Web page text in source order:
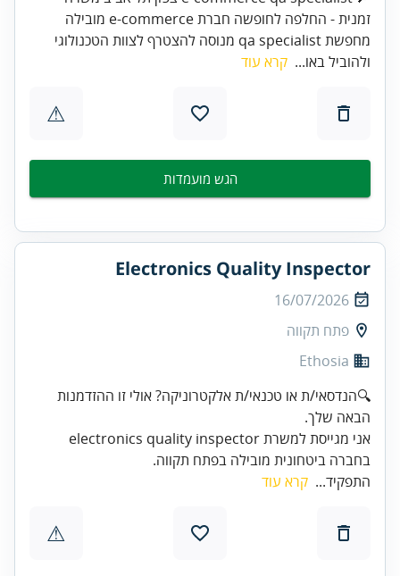
זמנית - החלפה לחופשה חברת e-commerce מובילה
מחפשת qa specialist מנוסה להצטרף לצוות הטכנולוגי
ולהוביל באו... קרא עוד
⚠
הגש מועמדות
Electronics Quality Inspector
16/07/2026
פתח תקווה
Ethosia
🔍הנדסאי/ת או טכנאי/ת אלקטרוניקה? אולי זו ההזדמנות
הבאה שלך.
אני מגייסת למשרת electronics quality inspector
בחברה ביטחונית מובילה בפתח תקווה.
התפקיד... קרא עוד
⚠